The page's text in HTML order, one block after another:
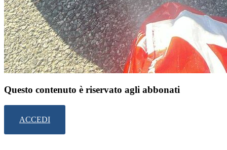
Questo contenuto è riservato agli abbonati
ACCEDI